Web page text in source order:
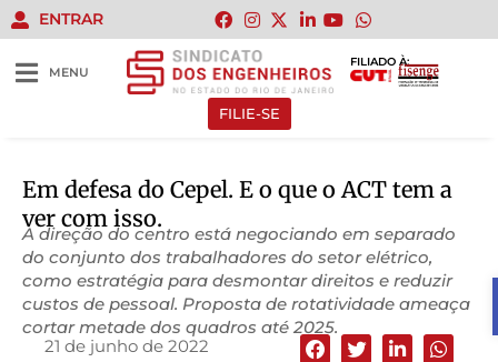
ENTRAR
MENU
FILIADO À:
FILIE-SE
Em defesa do Cepel. E o que o ACT tem a
ver com isso.
A direção do centro está negociando em separado
do conjunto dos trabalhadores do setor elétrico,
como estratégia para desmontar direitos e reduzir
custos de pessoal. Proposta de rotatividade ameaça
cortar metade dos quadros até 2025.
21 de junho de 2022